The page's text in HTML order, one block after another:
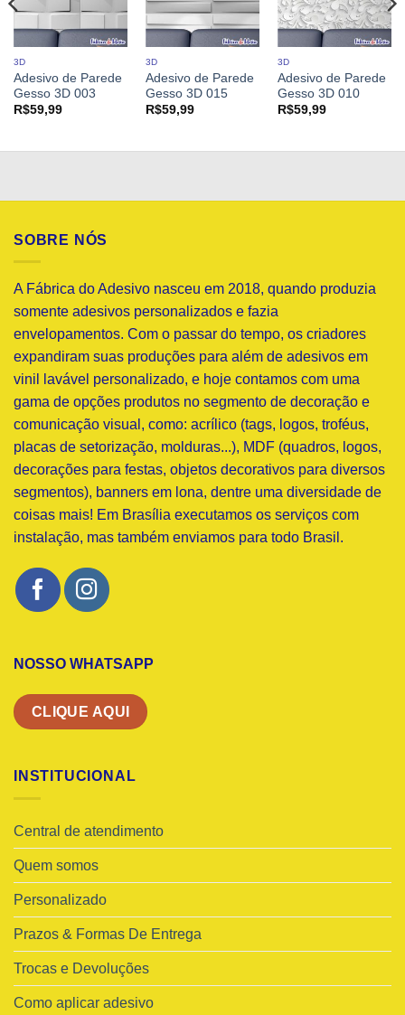
3D
Adesivo de Parede
Gesso 3D 003
R$59,99
3D
Adesivo de Parede
Gesso 3D 015
R$59,99
3D
Adesivo de Parede
Gesso 3D 010
R$59,99
SOBRE NÓS
A Fábrica do Adesivo nasceu em 2018, quando produzia
somente adesivos personalizados e fazia
envelopamentos. Com o passar do tempo, os criadores
expandiram suas produções para além de adesivos em
vinil lavável personalizado, e hoje contamos com uma
gama de opções produtos no segmento de decoração e
comunicação visual, como: acrílico (tags, logos, troféus,
placas de setorização, molduras...), MDF (quadros, logos,
decorações para festas, objetos decorativos para diversos
segmentos), banners em lona, dentre uma diversidade de
coisas mais! Em Brasília executamos os serviços com
instalação, mas também enviamos para todo Brasil.
NOSSO WHATSAPP
CLIQUE AQUI
INSTITUCIONAL
Central de atendimento
Quem somos
Personalizado
Prazos & Formas De Entrega
Trocas e Devoluções
Como aplicar adesivo